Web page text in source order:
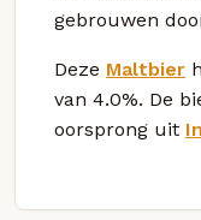
gebrouwen
Deze Maltbier
van 4.0%. De
oorsprong uit